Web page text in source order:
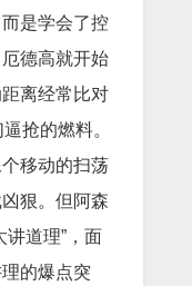
是学会了控
德高就开始
离经常比对
抢的燃料。
移动的扫荡
狠。但阿森
讲道理”，面
的爆点突